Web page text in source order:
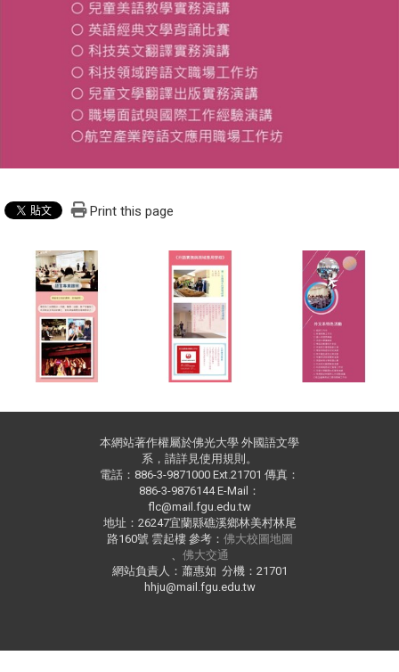
Print this page
本網站著作權屬於佛光大學 外國語文學
系，請詳見使用規則。
電話：886-3-9871000 Ext.21701 傳真：
886-3-9876144 E-Mail：
flc@mail.fgu.edu.tw
地址：26247宜蘭縣礁溪鄉林美村林尾
路160號 雲起樓 參考： 佛大校圖地圖
佛大交通
網站負責人：蕭惠如 分機：21701
hhju@mail.fgu.edu.tw